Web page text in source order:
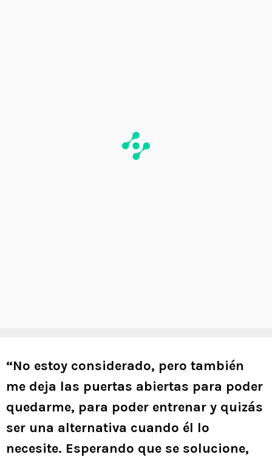
“No estoy considerado, pero también
me deja las puertas abiertas para poder
quedarme, para poder entrenar y quizás
ser una alternativa cuando él lo
necesite. Esperando que se solucione,